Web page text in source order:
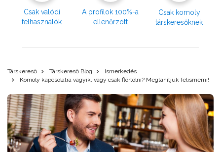
Csak valódi
felhasználók
A profilok 100%-a
ellenőrzött
Csak komoly
társkeresőknek
Társkereső Társkereső Blog
Ismerkedés
Komoly kapcsolatra vágyik, vagy csak flörtölni? Megtanítjuk felismerni!